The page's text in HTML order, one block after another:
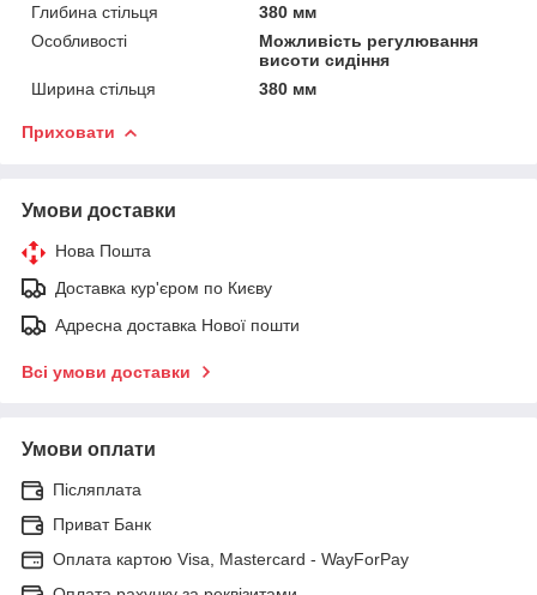
Глибина стільця
380 мм
Особливості
Можливість регулювання
висоти сидіння
Ширина стільця
380 мм
Приховати
Умови доставки
Нова Пошта
Доставка кур'єром по Києву
Адресна доставка Нової пошти
Всі умови доставки
Умови оплати
Післяплата
Приват Банк
Оплата картою Visa, Mastercard - WayForPay